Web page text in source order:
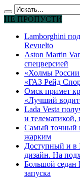
НЕ ПРОПУСТИ
Lamborghini
Revuelto
Aston Martin
спецверсией
«Холмы
«ГАЗ Рейд
Омск примет
«Лучший
Lada Vesta
и телематикой,
Самый точный
жарким
Доступный и в
дизайн. На
Большой седан
запуска